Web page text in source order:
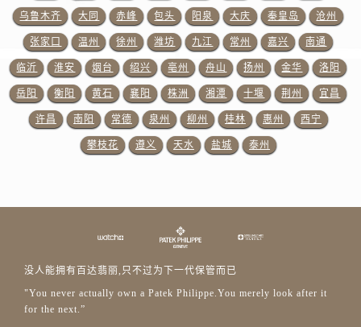
广东省韶关市武江区芙蓉新区与老城中心交汇处百达翡丽售后服务中心（需提前预约）
广东省深圳市罗湖区深南东路5001号华润大厦17层1701室百达翡丽售后服务中心（需提前预约）
广东省阳江市江城区东风一路百达翡丽售后服务中心（需提前预约）
广东省云浮市云城区金山路百达翡丽售后服务中心（需提前预约）
广东省湛江市赤坎区观海北路百达翡丽售后服务中心（需提前预约）
广东省肇庆市端州区信安大道与砚都大道交汇处百达翡丽售后服务中心（需提前预约）
乌鲁木齐 大同 赤峰 包头 阳泉 大庆 秦皇岛 沧州
张家口 温州 徐州 潍坊 九江 常州 嘉兴 南通
临沂 淮安 烟台 绍兴 亳州 舟山 扬州 金华 洛阳
岳阳 衡阳 黄石 襄阳 株洲 湘潭 十堰 荆州 宜昌
许昌 南阳 常德 泉州 柳州 桂林 惠州 西宁
攀枝花 遵义 天水 盐城 泰州
没人能拥有百达翡丽,只不过为下一代保管而已
"You never actually own a Patek Philippe.You merely look after it
for the next.”